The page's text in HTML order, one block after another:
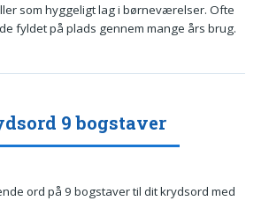
som hyggeligt lag i børneværelser. Ofte
fyldet på plads gennem mange års brug.
9 bogstaver
ord på 9 bogstaver til dit krydsord med